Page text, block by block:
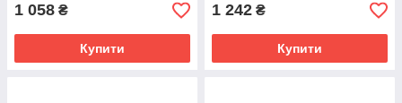
1 058 ₴
Купити
1 242 ₴
Купити